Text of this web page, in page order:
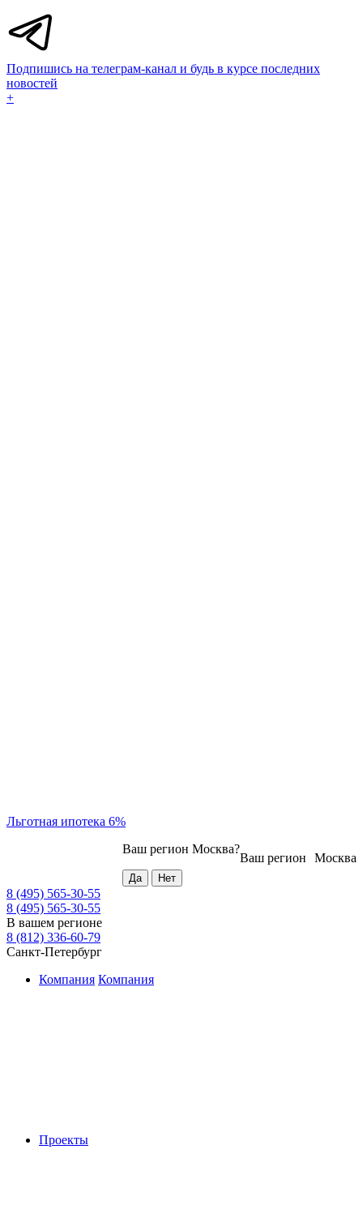
Подпишись на телеграм-канал и будь в курсе последних
новостей
+
Льготная ипотека 6%
Москва
Ваш регион
Ваш регион Москва?
8 (495) 565-30-55
8 (495) 565-30-55
В вашем регионе
8 (812) 336-60-79
Санкт-Петербург
Компания Компания
Проекты